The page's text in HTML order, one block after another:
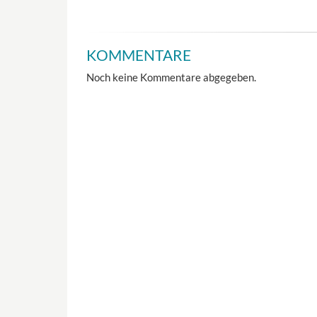
KOMMENTARE
Noch keine Kommentare abgegeben.